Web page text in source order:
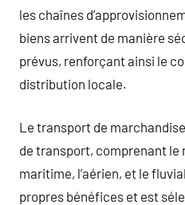
les chaînes
biens arrivent de manière
prévus, renforçant ainsi le
distribution locale.
Le transport de
de transport, comprenant le
maritime, l’aérien, et le
propres bénéfices et est